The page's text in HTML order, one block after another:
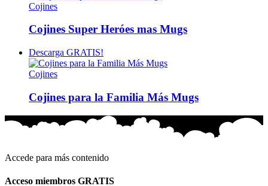
Cojines
Cojines Super Heróes mas Mugs
Descarga GRATIS!
Cojines
Cojines para la Familia Más Mugs
Accede para más contenido
Acceso miembros GRATIS